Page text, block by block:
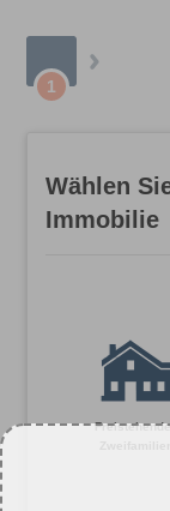
1
Wählen
Immobilie